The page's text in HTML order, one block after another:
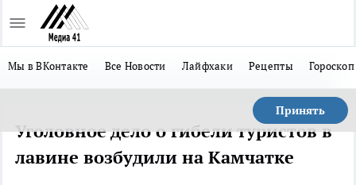
Мы в ВКонтакте Все Новости Лайфхаки Рецепты Гороскоп
Принять
Уголовное дело о гибели туристов в
лавине возбудили на Камчатке